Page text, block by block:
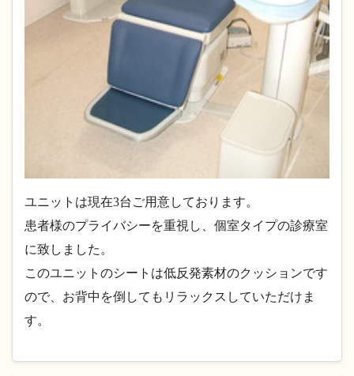
ユニットは現在3台ご用意しております。
患者様のプライバシーを重視し、個室タイプの診療室
に致しました。
このユニットのシートは低反発素材のクッションです
ので、お背中を倒してもリラックスしていただけま
す。